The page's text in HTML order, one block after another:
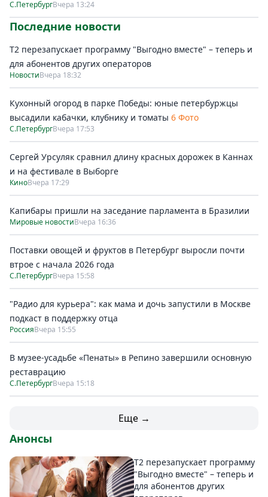
С.ПетербургВчера 13:24
Последние новости
Т2 перезапускает программу "Выгодно вместе" – теперь и
для абонентов других операторов
НовостиВчера 18:32
Кухонный огород в парке Победы: юные петербуржцы
высадили кабачки, клубнику и томаты 6 Фото
С.ПетербургВчера 17:53
Сергей Урсуляк сравнил длину красных дорожек в Каннах
и на фестивале в Выборге
КиноВчера 17:29
Капибары пришли на заседание парламента в Бразилии
Мировые новостиВчера 16:36
Поставки овощей и фруктов в Петербург выросли почти
втрое с начала 2026 года
С.ПетербургВчера 15:58
"Радио для курьера": как мама и дочь запустили в Москве
подкаст в поддержку отца
РоссияВчера 15:55
В музее-усадьбе «Пенаты» в Репино завершили основную
реставрацию
С.ПетербургВчера 15:18
Еще →
Анонсы
Т2 перезапускает программу
"Выгодно вместе" – теперь и
для абонентов других